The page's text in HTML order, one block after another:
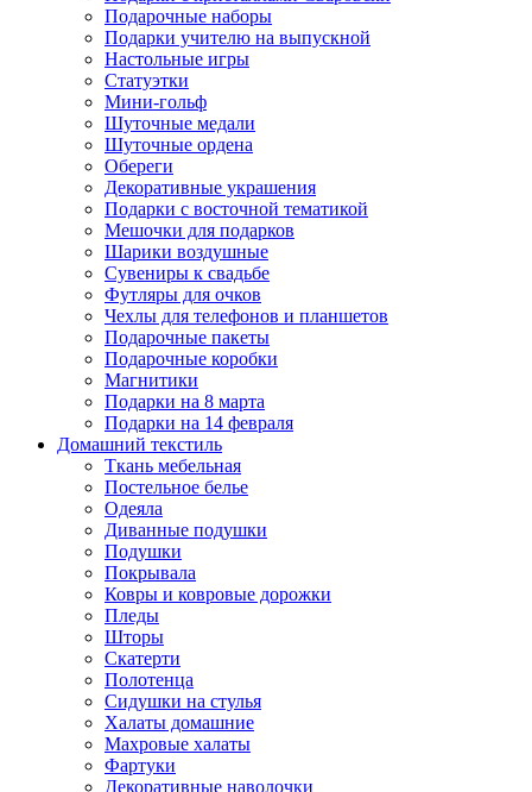
Подарочные наборы
Подарки учителю на выпускной
Настольные игры
Статуэтки
Мини-гольф
Шуточные медали
Шуточные ордена
Обереги
Декоративные украшения
Подарки с восточной тематикой
Мешочки для подарков
Шарики воздушные
Сувениры к свадьбе
Футляры для очков
Чехлы для телефонов и планшетов
Подарочные пакеты
Подарочные коробки
Магнитики
Подарки на 8 марта
Подарки на 14 февраля
Домашний текстиль
Ткань мебельная
Постельное белье
Одеяла
Диванные подушки
Подушки
Покрывала
Ковры и ковровые дорожки
Пледы
Шторы
Скатерти
Полотенца
Сидушки на стулья
Халаты домашние
Махровые халаты
Фартуки
Декоративные наволочки